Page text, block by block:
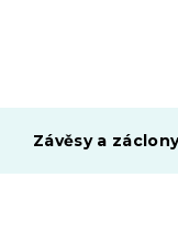
Závěsy a